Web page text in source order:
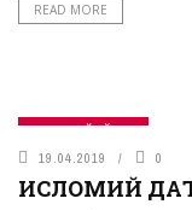
READ MORE
САҚОФИЙ БЎЛИМ
19.04.2019 0
ИСЛОМИЙ